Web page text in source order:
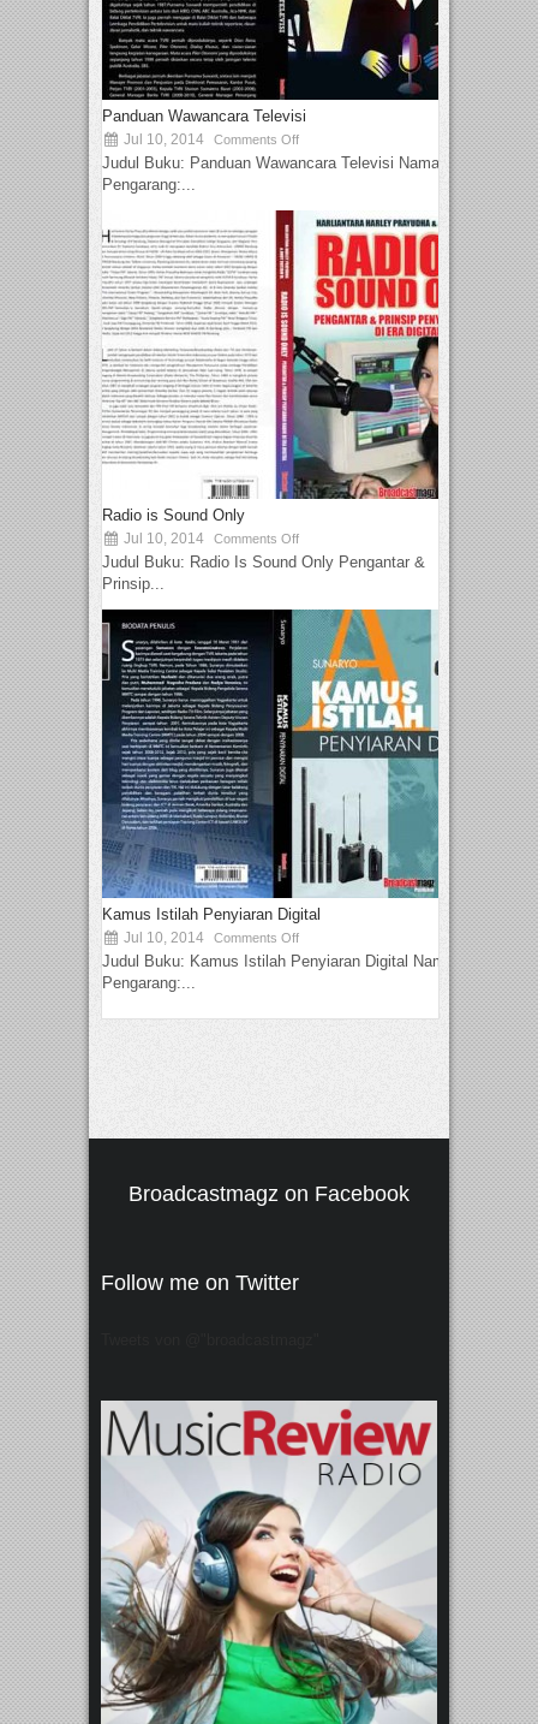
Panduan Wawancara Televisi
Jul 10, 2014 Comments Off
Judul Buku: Panduan Wawancara Televisi Nama
Pengarang:...
Radio is Sound Only
Jul 10, 2014 Comments Off
Judul Buku: Radio Is Sound Only Pengantar &
Prinsip...
Kamus Istilah Penyiaran Digital
Jul 10, 2014 Comments Off
Judul Buku: Kamus Istilah Penyiaran Digital Nama
Pengarang:...
Broadcastmagz on Facebook
Follow me on Twitter